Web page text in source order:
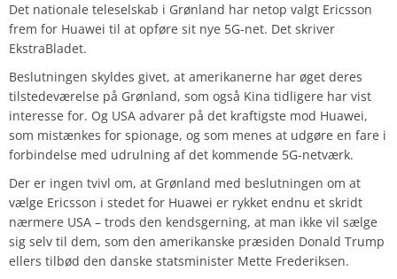
Det nationale teleselskab i Grønland har netop valgt Ericsson
frem for Huawei til at opføre sit nye 5G-net. Det skriver
EkstraBladet.
Beslutningen skyldes givet, at amerikanerne har øget deres
tilstedeværelse på Grønland, som også Kina tidligere har vist
interesse for. Og USA advarer på det kraftigste mod Huawei,
som mistænkes for spionage, og som menes at udgøre en fare i
forbindelse med udrulning af det kommende 5G-netværk.
Der er ingen tvivl om, at Grønland med beslutningen om at
vælge Ericsson i stedet for Huawei er rykket endnu et skridt
nærmere USA – trods den kendsgerning, at man ikke vil sælge
sig selv til dem, som den amerikanske præsiden Donald Trump
ellers tilbød den danske statsminister Mette Frederiksen.